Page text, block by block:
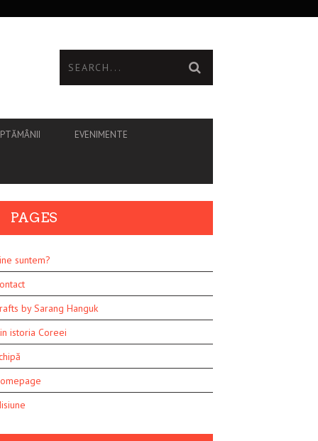
EVENIMENTE
PAGES
suntem?
by Sarang Hanguk
istoria Coreei